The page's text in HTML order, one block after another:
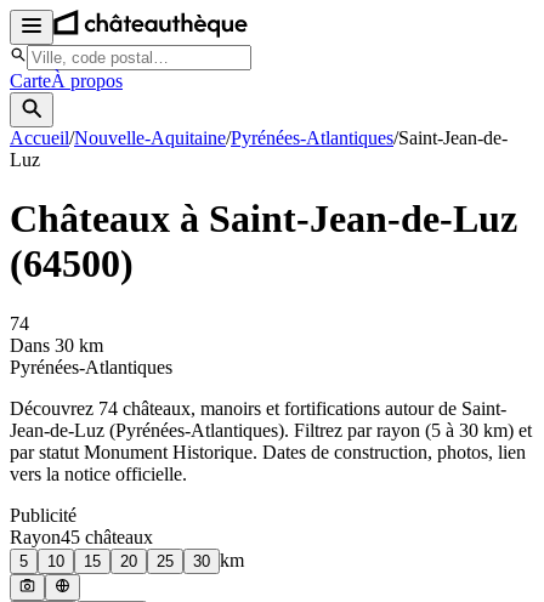
CarteÀ propos
Accueil/Nouvelle-Aquitaine/Pyrénées-Atlantiques/Saint-Jean-de-
Luz
Châteaux à Saint-Jean-de-Luz
(64500)
74
Dans 30 km
Pyrénées-Atlantiques
Découvrez 74 châteaux, manoirs et fortifications autour de Saint-
Jean-de-Luz (Pyrénées-Atlantiques). Filtrez par rayon (5 à 30 km) et
par statut Monument Historique. Dates de construction, photos, lien
vers la notice officielle.
Publicité
Rayon45 châteaux
5 10 15 20 25 30 km